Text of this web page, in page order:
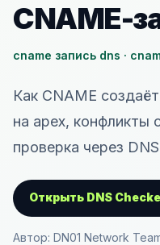
CNAME-
cname запись dns ·
Как CNAME
на apex, конфликты
проверка через
Открыть DNS
Автор: DN01 Network